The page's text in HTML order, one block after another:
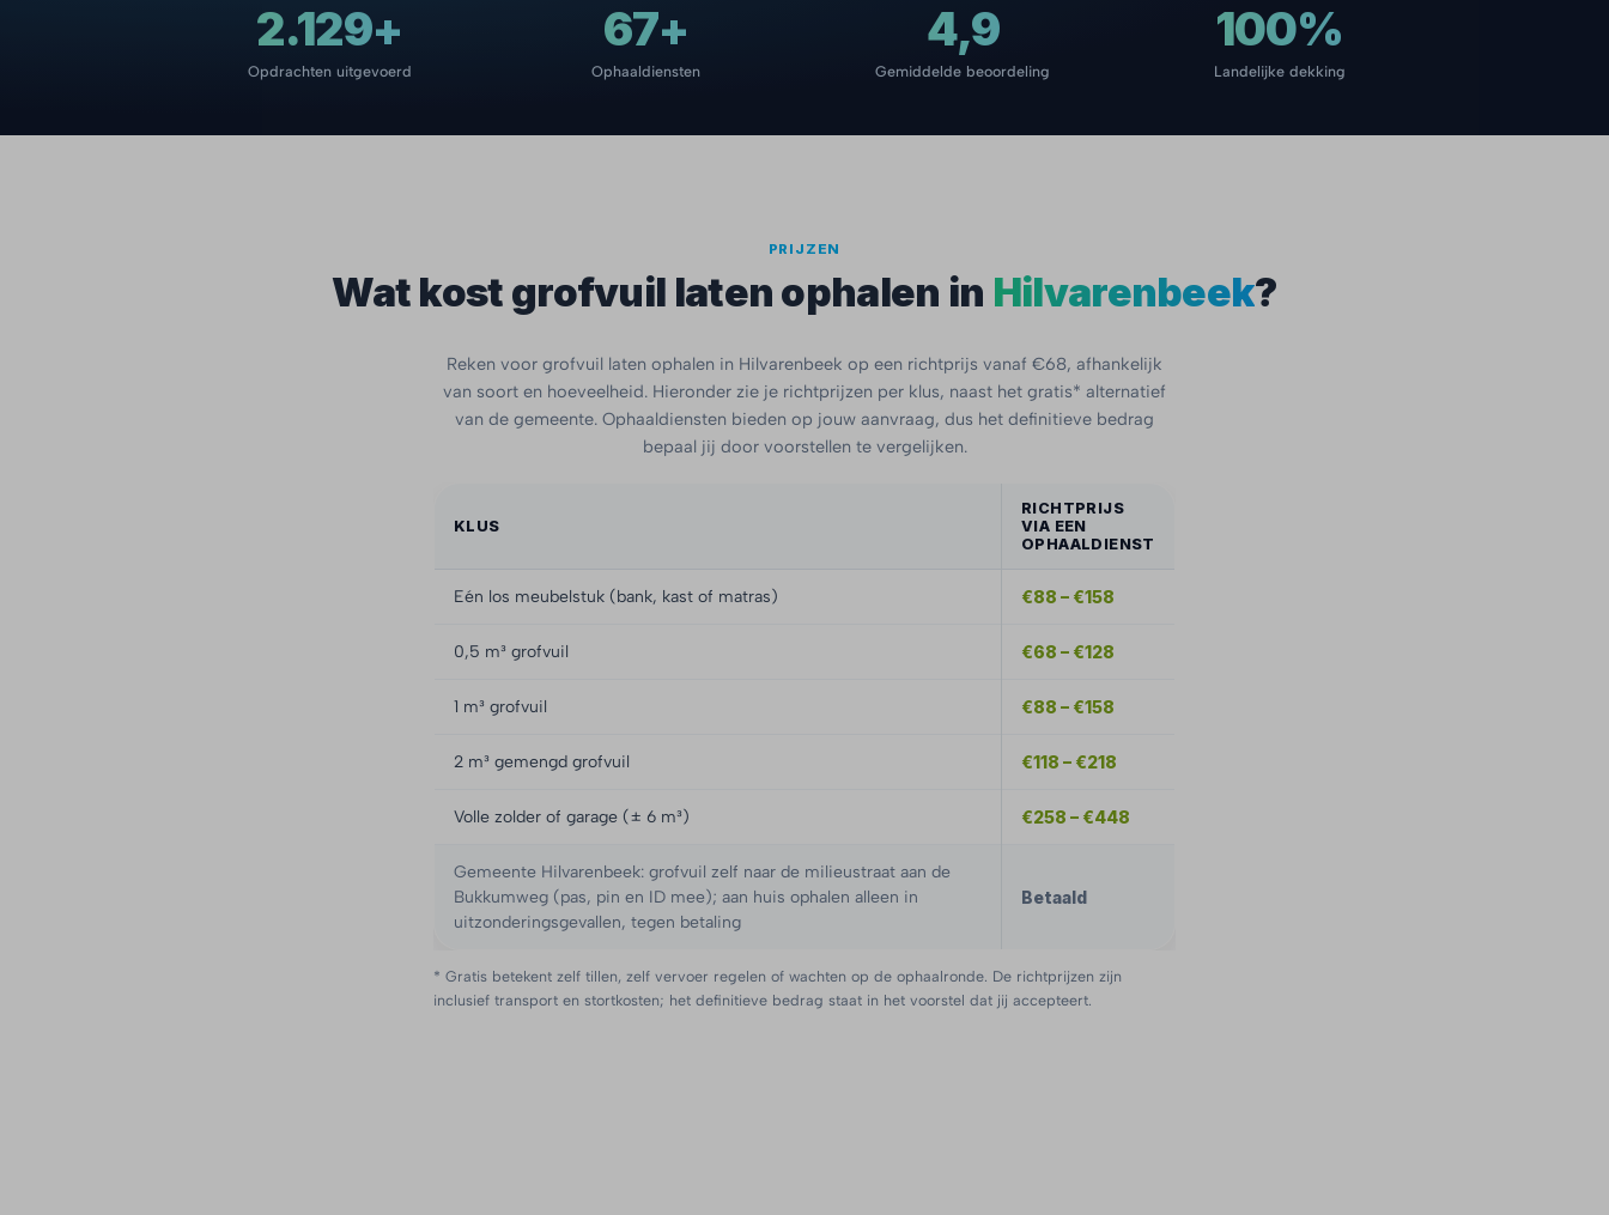
2.129+
Opdrachten uitgevoerd
67+
Ophaaldiensten
4,9
Gemiddelde beoordeling
100%
Landelijke dekking
PRIJZEN
Wat kost grofvuil laten ophalen in Hilvarenbeek?
Reken voor grofvuil laten ophalen in Hilvarenbeek op een richtprijs vanaf €68, afhankelijk
van soort en hoeveelheid. Hieronder zie je richtprijzen per klus, naast het gratis* alternatief
van de gemeente. Ophaaldiensten bieden op jouw aanvraag, dus het definitieve bedrag
bepaal jij door voorstellen te vergelijken.
KLUS
RICHTPRIJS
VIA EEN
OPHAALDIENST
Eén los meubelstuk (bank, kast of matras) €88 – €158
0,5 m³ grofvuil €68 – €128
1 m³ grofvuil €88 – €158
2 m³ gemengd grofvuil €118 – €218
Volle zolder of garage (± 6 m³) €258 – €448
Gemeente Hilvarenbeek: grofvuil zelf naar de milieustraat aan de
Bukkumweg (pas, pin en ID mee); aan huis ophalen alleen in
uitzonderingsgevallen, tegen betaling
Betaald
* Gratis betekent zelf tillen, zelf vervoer regelen of wachten op de ophaalronde. De richtprijzen zijn
inclusief transport en stortkosten; het definitieve bedrag staat in het voorstel dat jij accepteert.